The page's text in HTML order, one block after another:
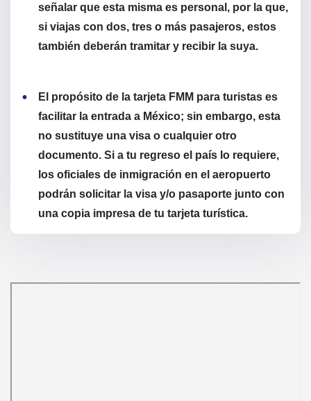
señalar que esta misma es personal, por la que,
si viajas con dos, tres o más pasajeros, estos
también deberán tramitar y recibir la suya.
El propósito de la tarjeta FMM para turistas es
facilitar la entrada a México; sin embargo, esta
no sustituye una visa o cualquier otro
documento. Si a tu regreso el país lo requiere,
los oficiales de inmigración en el aeropuerto
podrán solicitar la visa y/o pasaporte junto con
una copia impresa de tu tarjeta turística.